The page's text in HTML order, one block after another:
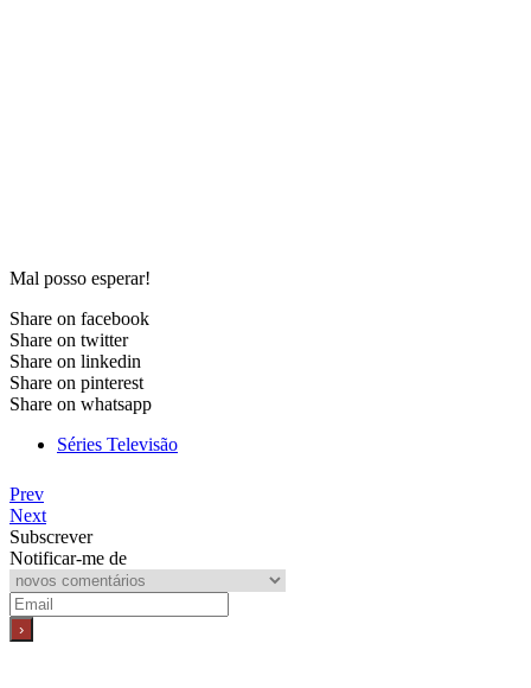
Mal posso esperar!
Share on facebook
Share on twitter
Share on linkedin
Share on pinterest
Share on whatsapp
Séries Televisão
Prev
Next
Subscrever
Notificar-me de